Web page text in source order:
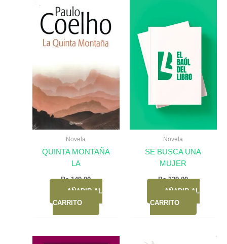
Novela
QUINTA MONTAÑA
LA
Bs.149,00
AÑADIR AL
CARRITO
Novela
SE BUSCA UNA
MUJER
Bs.129,00
AÑADIR AL
CARRITO